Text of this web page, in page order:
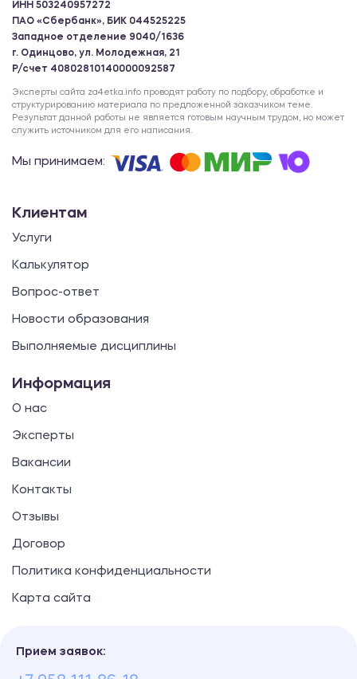
ИНН 503240957272
ПАО «Сбербанк», БИК 044525225
Западное отделение 9040/1636
г. Одинцово, ул. Молодежная, 21
Р/счет 40802810140000092587
Эксперты сайта za4etka.info проводят работу по подбору, обработке и
структурированию материала по предложенной заказчиком теме.
Результат данной работы не является готовым научным трудом, но может
служить источником для его написания.
Мы принимаем:
Клиентам
Услуги
Калькулятор
Вопрос-ответ
Новости образования
Выполняемые дисциплины
Информация
О нас
Эксперты
Вакансии
Контакты
Отзывы
Договор
Политика конфиденциальности
Карта сайта
Прием заявок: